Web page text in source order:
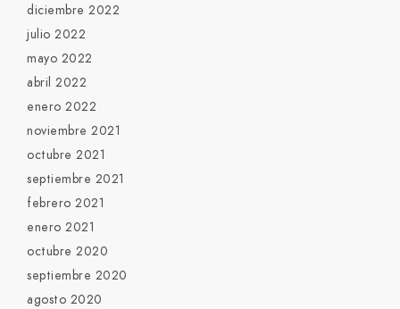
diciembre 2022
julio 2022
mayo 2022
abril 2022
enero 2022
noviembre 2021
octubre 2021
septiembre 2021
febrero 2021
enero 2021
octubre 2020
septiembre 2020
agosto 2020